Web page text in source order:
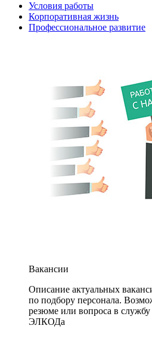
Условия работы
Корпоративная жизнь
Профессиональное развитие
Вакансии
Описание актуальных
по подбору персонала.
резюме или вопроса в службу
ЭЛКОДа